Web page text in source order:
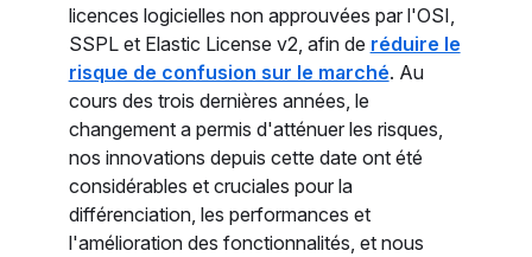
licences logicielles non approuvées par l'OSI,
SSPL et Elastic License v2, afin de réduire le
risque de confusion sur le marché. Au
cours des trois dernières années, le
changement a permis d'atténuer les risques,
nos innovations depuis cette date ont été
considérables et cruciales pour la
différenciation, les performances et
l'amélioration des fonctionnalités, et nous